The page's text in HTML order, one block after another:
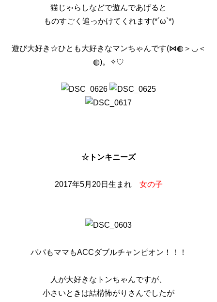
猫じゃらしなどで遊んであげると
ものすごく追っかけてくれます(*´ω`*)
遊び大好き☆ひとも大好きなマンちゃんです(⋈◍＞◡＜
◍)。✧♡
☆トンキニーズ
2017年5月20日生まれ 女の子
パパもママもACCダブルチャンピオン！！！
人が大好きなトンちゃんですが、
小さいときは結構怖がりさんでしたが